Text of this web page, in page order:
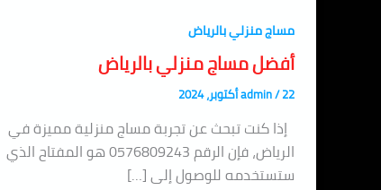
مساج منزلي بالرياض
أفضل مساج منزلي بالرياض
admin/22 أكتوبر، 2024
إذا كنت تبحث عن تجربة مساج منزلية مميزة في
الرياض، فإن الرقم 0576809243 هو المفتاح الذي
ستستخدمه للوصول إلى […]